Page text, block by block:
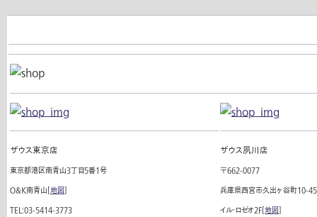
ザウス東京店
東京都港区南青山3丁目5番1号
Ｏ＆Ｋ南青山[地図]
TEL:03-5414-3773
ザウス夙川店
〒662-0077
兵庫県西宮市久出ヶ谷町10-45
イル・ロゼオ2F[地図]